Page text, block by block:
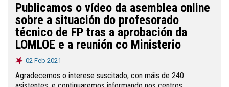
Publicamos o vídeo da asemblea online
sobre a situación do profesorado
técnico de FP tras a aprobación da
LOMLOE e a reunión co Ministerio
02 Feb 2021
Agradecemos o interese suscitado, con máis de 240